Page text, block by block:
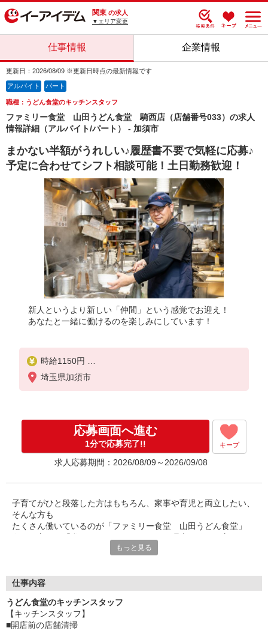
関東 の求人
▼エリア変更
仕事情報 企業情報
更新日：2026/08/09 ※更新日時点の最新情報です
アルバイト パート
職種：うどん食堂のキッチンスタッフ
ファミリー食堂 山田うどん食堂 騎西店（店舗番号033）の求人
情報詳細（アルバイト/パート） - 加須市
まかない半額がうれしい♪履歴書不要で気軽に応募♪
予定に合わせてシフト相談可能！土日勤務歓迎！
新人というより新しい「仲間」という感覚でお迎え！
あなたと一緒に働けるのを楽しみにしています！
時給1150円
高校生／時給1150円
埼玉県加須市
応募画面へ進む
1分で応募完了!! キープ
求人応募期間：2026/08/09～2026/09/08
子育てがひと段落した方はもちろん、家事や育児と両立したい、
そんな方も
たくさん働いているのが「ファミリー食堂 山田うどん食堂」
初めてで自信がない・・・そんな方もしっかり研修を行いますの
困った時はお店のみんなが助け合える、そんなファミリー食堂
山田うどん食堂で一緒にお仕事しましょう。
もっと見る
仕事内容
うどん食堂のキッチンスタッフ
【キッチンスタッフ】
■開店前の店舗清掃